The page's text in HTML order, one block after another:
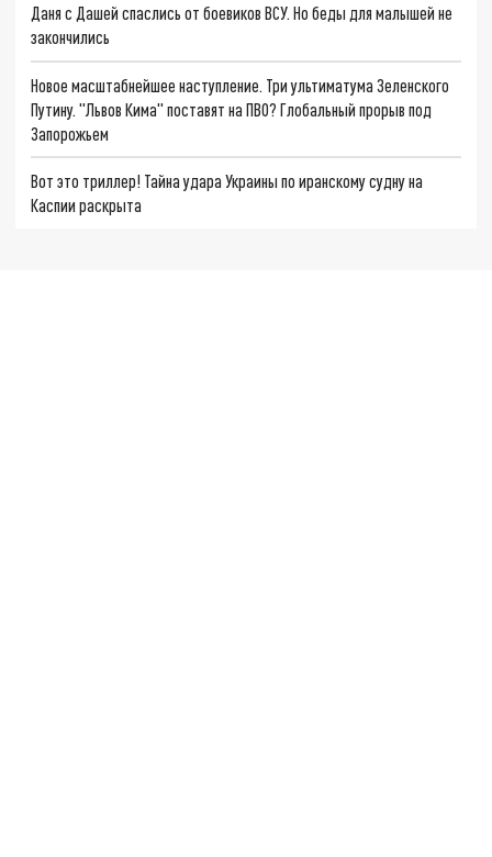
Даня с Дашей спаслись от боевиков ВСУ. Но беды для малышей не
закончились
Новое масштабнейшее наступление. Три ультиматума Зеленского
Путину. "Львов Кима" поставят на ПВО? Глобальный прорыв под
Запорожьем
Вот это триллер! Тайна удара Украины по иранскому судну на
Каспии раскрыта